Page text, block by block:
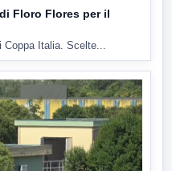
Floro Flores per il
Coppa Italia. Scelte...